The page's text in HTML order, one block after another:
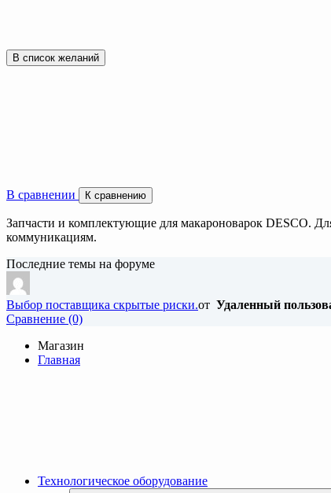
В список желаний
В сравнении К сравнению
Запчасти и комплектующие для макароноварок DESCO.
коммуникациям.
Последние темы на форуме
Выбор поставщика скрытые риски.от Удаленный
Cравнение (0)
Магазин
Главная
Технологическое оборудование